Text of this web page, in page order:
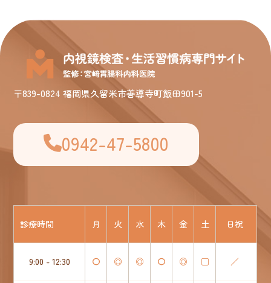
〒839-0824 福岡県久留米市善導寺町飯田901-5
0942-47-5800
診療時間 月 火 水 木 金 土 日祝
9:00 - 12:30 〇 ◎ ◎ 〇 ◎ □ ／